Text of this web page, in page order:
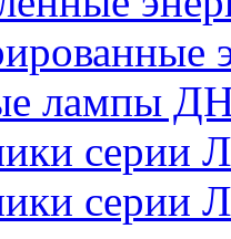
лампы
серии
серии